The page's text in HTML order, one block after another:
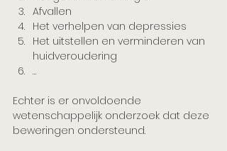
Afvallen
Het verhelpen van depressies
Het uitstellen en verminderen van
huidveroudering
…
Echter is er onvoldoende
wetenschappelijk onderzoek dat deze
beweringen ondersteund.